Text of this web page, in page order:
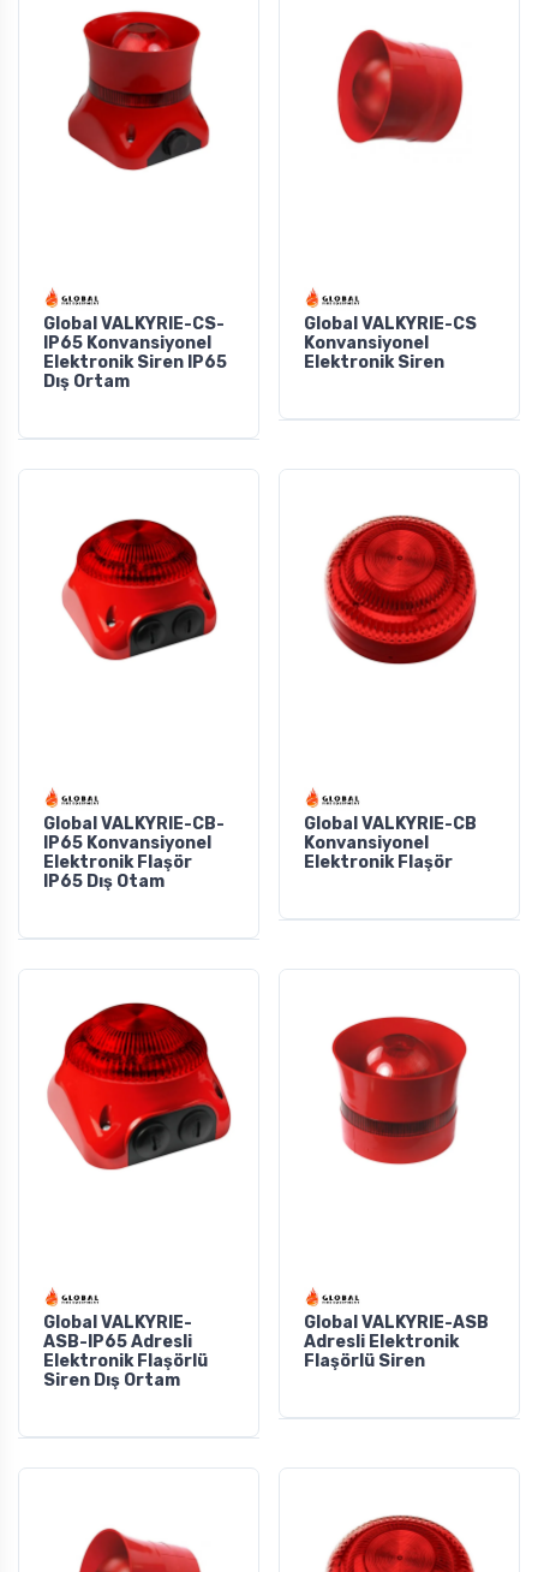
Global VALKYRIE-CS-
IP65 Konvansiyonel
Elektronik Siren IP65
Dış Ortam
Global VALKYRIE-CS
Konvansiyonel
Elektronik Siren
Global VALKYRIE-CB-
IP65 Konvansiyonel
Elektronik Flaşör
IP65 Dış Otam
Global VALKYRIE-CB
Konvansiyonel
Elektronik Flaşör
Global VALKYRIE-
ASB-IP65 Adresli
Elektronik Flaşörlü
Siren Dış Ortam
Global VALKYRIE-ASB
Adresli Elektronik
Flaşörlü Siren